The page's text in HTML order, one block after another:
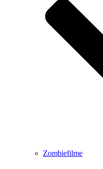
Zombiefilme